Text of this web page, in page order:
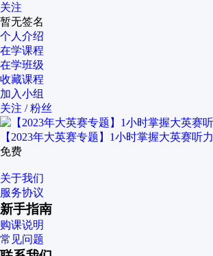
关注
暂无签名
个人介绍
在学课程
在学班级
收藏课程
加入小组
关注 / 粉丝
【2023年大英赛专题】1小时掌握大英赛听力
免费
关于我们
服务协议
新手指南
购课说明
常见问题